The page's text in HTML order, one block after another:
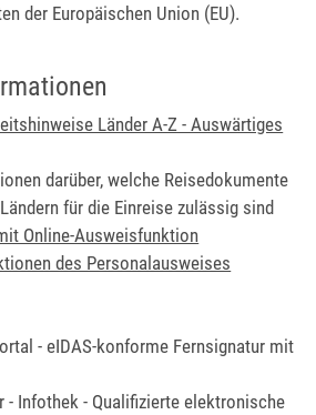
der Europäischen Union (EU).
Länder A-Z - Auswärtiges
darüber, welche Reisedokumente
für die Einreise zulässig sind
Online-Ausweisfunktion
des Personalausweises
- eIDAS-konforme Fernsignatur mit
- Infothek - Qualifizierte elektronische